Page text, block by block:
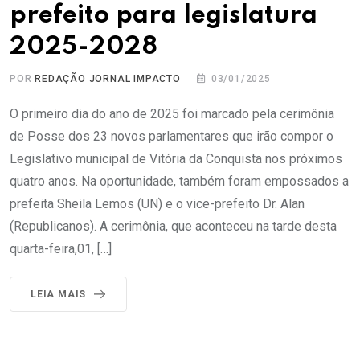
prefeito para legislatura
2025-2028
PORREDAÇÃO JORNAL IMPACTO 03/01/2025
O primeiro dia do ano de 2025 foi marcado pela cerimônia
de Posse dos 23 novos parlamentares que irão compor o
Legislativo municipal de Vitória da Conquista nos próximos
quatro anos. Na oportunidade, também foram empossados a
prefeita Sheila Lemos (UN) e o vice-prefeito Dr. Alan
(Republicanos). A cerimônia, que aconteceu na tarde desta
quarta-feira,01, […]
LEIA MAIS